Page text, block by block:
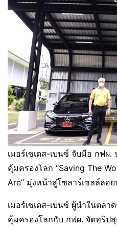
เมอร์เซเดส-เบนซ์ จับมือ กฟผ
คุ้มครองโลก “Saving The
Are” มุ่งหน้าสู่โซลาร์เซลล์ลอ
เมอร์เซเดส-เบนซ์ ผู้นำในตล
คุ้มครองโลกกับ กฟผ. จัดทริป